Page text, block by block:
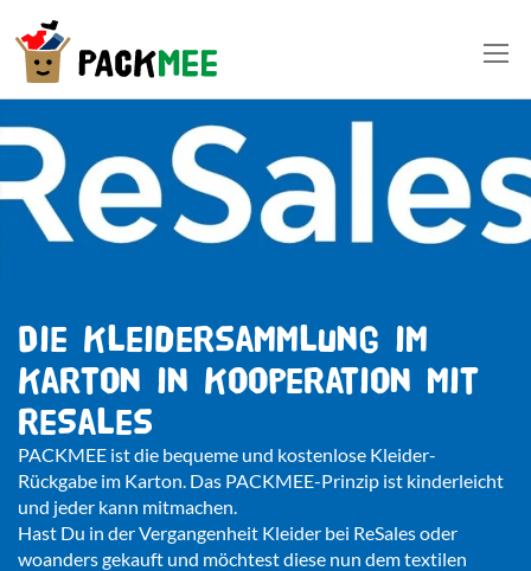
Die Kleidersammlung im
Karton in Kooperation mit
ReSales
PACKMEE ist die bequeme und kostenlose Kleider-
Rückgabe im Karton. Das PACKMEE-Prinzip ist kinderleicht
und jeder kann mitmachen.
Hast Du in der Vergangenheit Kleider bei ReSales oder
woanders gekauft und möchtest diese nun dem textilen